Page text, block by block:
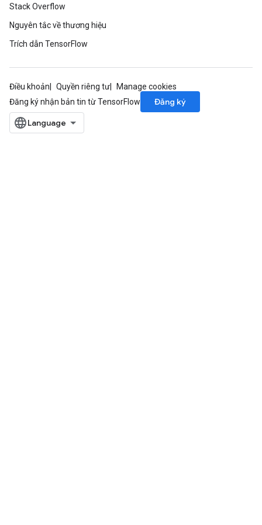
Stack Overflow
Nguyên tắc về thương hiệu
Trích dẫn TensorFlow
Điều khoản Quyền riêng tư
Manage cookies
Đăng ký nhận bản tin từ TensorFlow
Đăng ký